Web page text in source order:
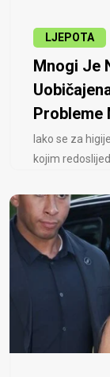
LJEPOTA
Mnogi Je
Probleme
Iako se za
kojim